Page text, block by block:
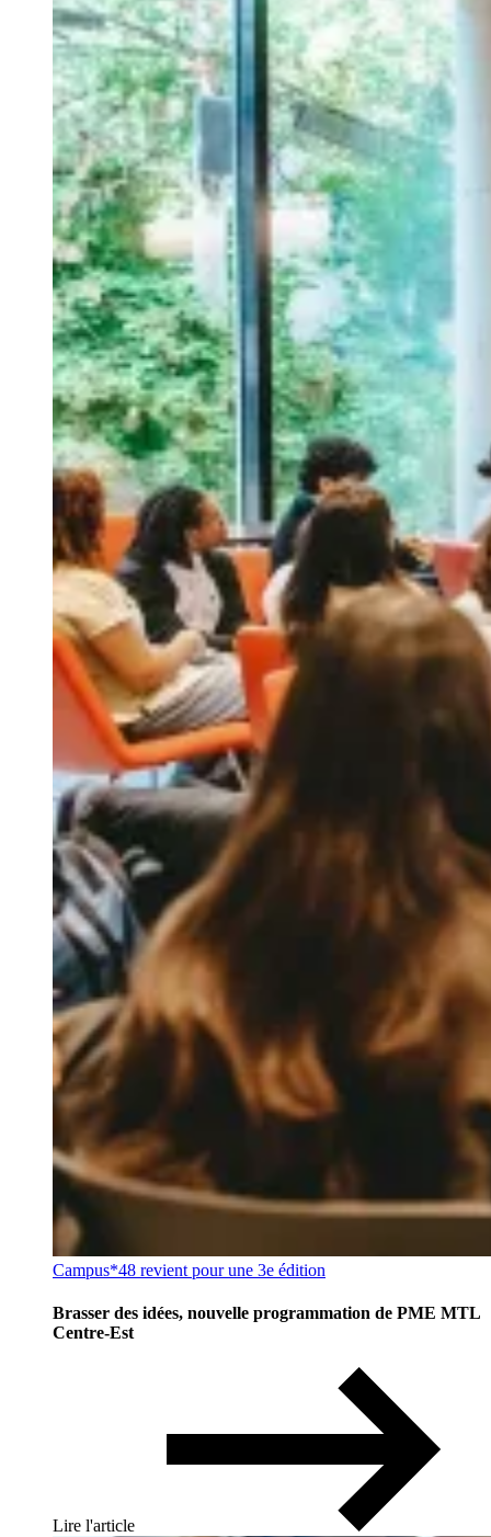
Campus*48 revient pour une 3e édition
Brasser des idées, nouvelle programmation de PME MTL
Centre-Est
Lire l'article